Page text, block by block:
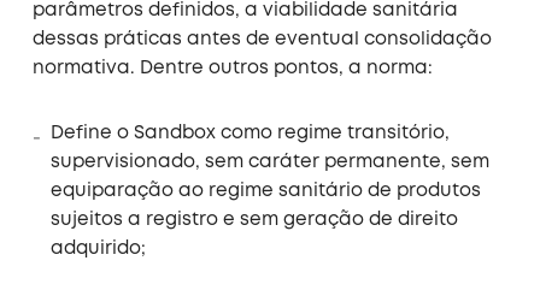
parâmetros definidos, a viabilidade sanitária
dessas práticas antes de eventual consolidação
normativa. Dentre outros pontos, a norma:
Define o Sandbox como regime transitório,
supervisionado, sem caráter permanente, sem
equiparação ao regime sanitário de produtos
sujeitos a registro e sem geração de direito
adquirido;